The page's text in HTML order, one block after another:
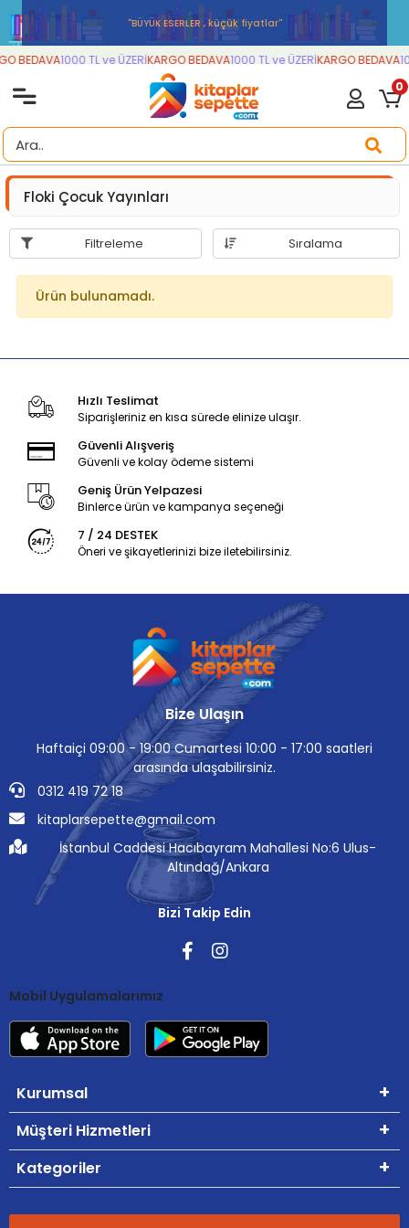
''BÜYÜK ESERLER , küçük fiyatlar''
BEDAVA1000 TL ve ÜZERİKARGO BEDAVA1000 TL ve ÜZERİKARGO BEDAVA
0
Floki Çocuk Yayınları
Filtreleme Sıralama
Ürün bulunamadı.
Hızlı Teslimat
Siparişleriniz en kısa sürede elinize ulaşır.
Güvenli Alışveriş
Güvenli ve kolay ödeme sistemi
Geniş Ürün Yelpazesi
Binlerce ürün ve kampanya seçeneği
7 / 24 DESTEK
Öneri ve şikayetlerinizi bize iletebilirsiniz.
Bize Ulaşın
Haftaiçi 09:00 - 19:00 Cumartesi 10:00 - 17:00 saatleri
arasında ulaşabilirsiniz.
0312 419 72 18
kitaplarsepette@gmail.com
İstanbul Caddesi Hacıbayram Mahallesi No:6 Ulus-
Altındağ/Ankara
Bizi Takip Edin
Mobil Uygulamalarımız
Kurumsal
Müşteri Hizmetleri
Kategoriler